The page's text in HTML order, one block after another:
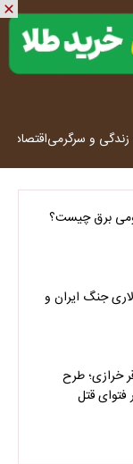
زندگی و سرگرمیاقتصاد
برق چیست؟
جنگ ایران و
خرازی؛ طرح
قتل